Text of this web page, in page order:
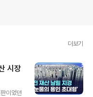
더보기
시장
이었던